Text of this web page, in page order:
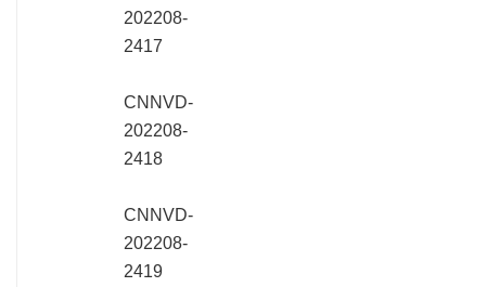
202208-
2417
CNNVD-
202208-
2418
CNNVD-
202208-
2419